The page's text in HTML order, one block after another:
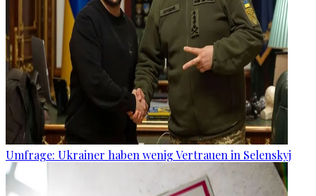
Umfrage: Ukrainer haben wenig Vertrauen in Selenskyj